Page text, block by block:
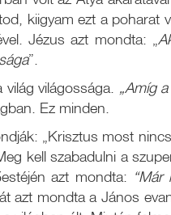
kiigyam ezt a poharat
Jézus azt mondta: „
”.
világossága. „Amíg
Ez minden.
„Krisztus most
kell szabadulni a
azt mondta:
azt mondta a János